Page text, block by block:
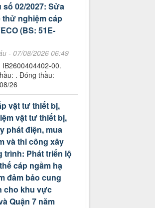
số 02/2027: Sửa
thử nghiệm cáp
(BS: 51E-
- 07/08/2026 06:49
IB2600404402-00.
. Đóng thầu:
26
vật tư thiết bị,
vật tư thiết bị,
phát điện, mua
và thi công xây
trình: Phát triển lộ
cáp ngầm hạ
đảm bảo cung
cho khu vực
Quận 7 năm